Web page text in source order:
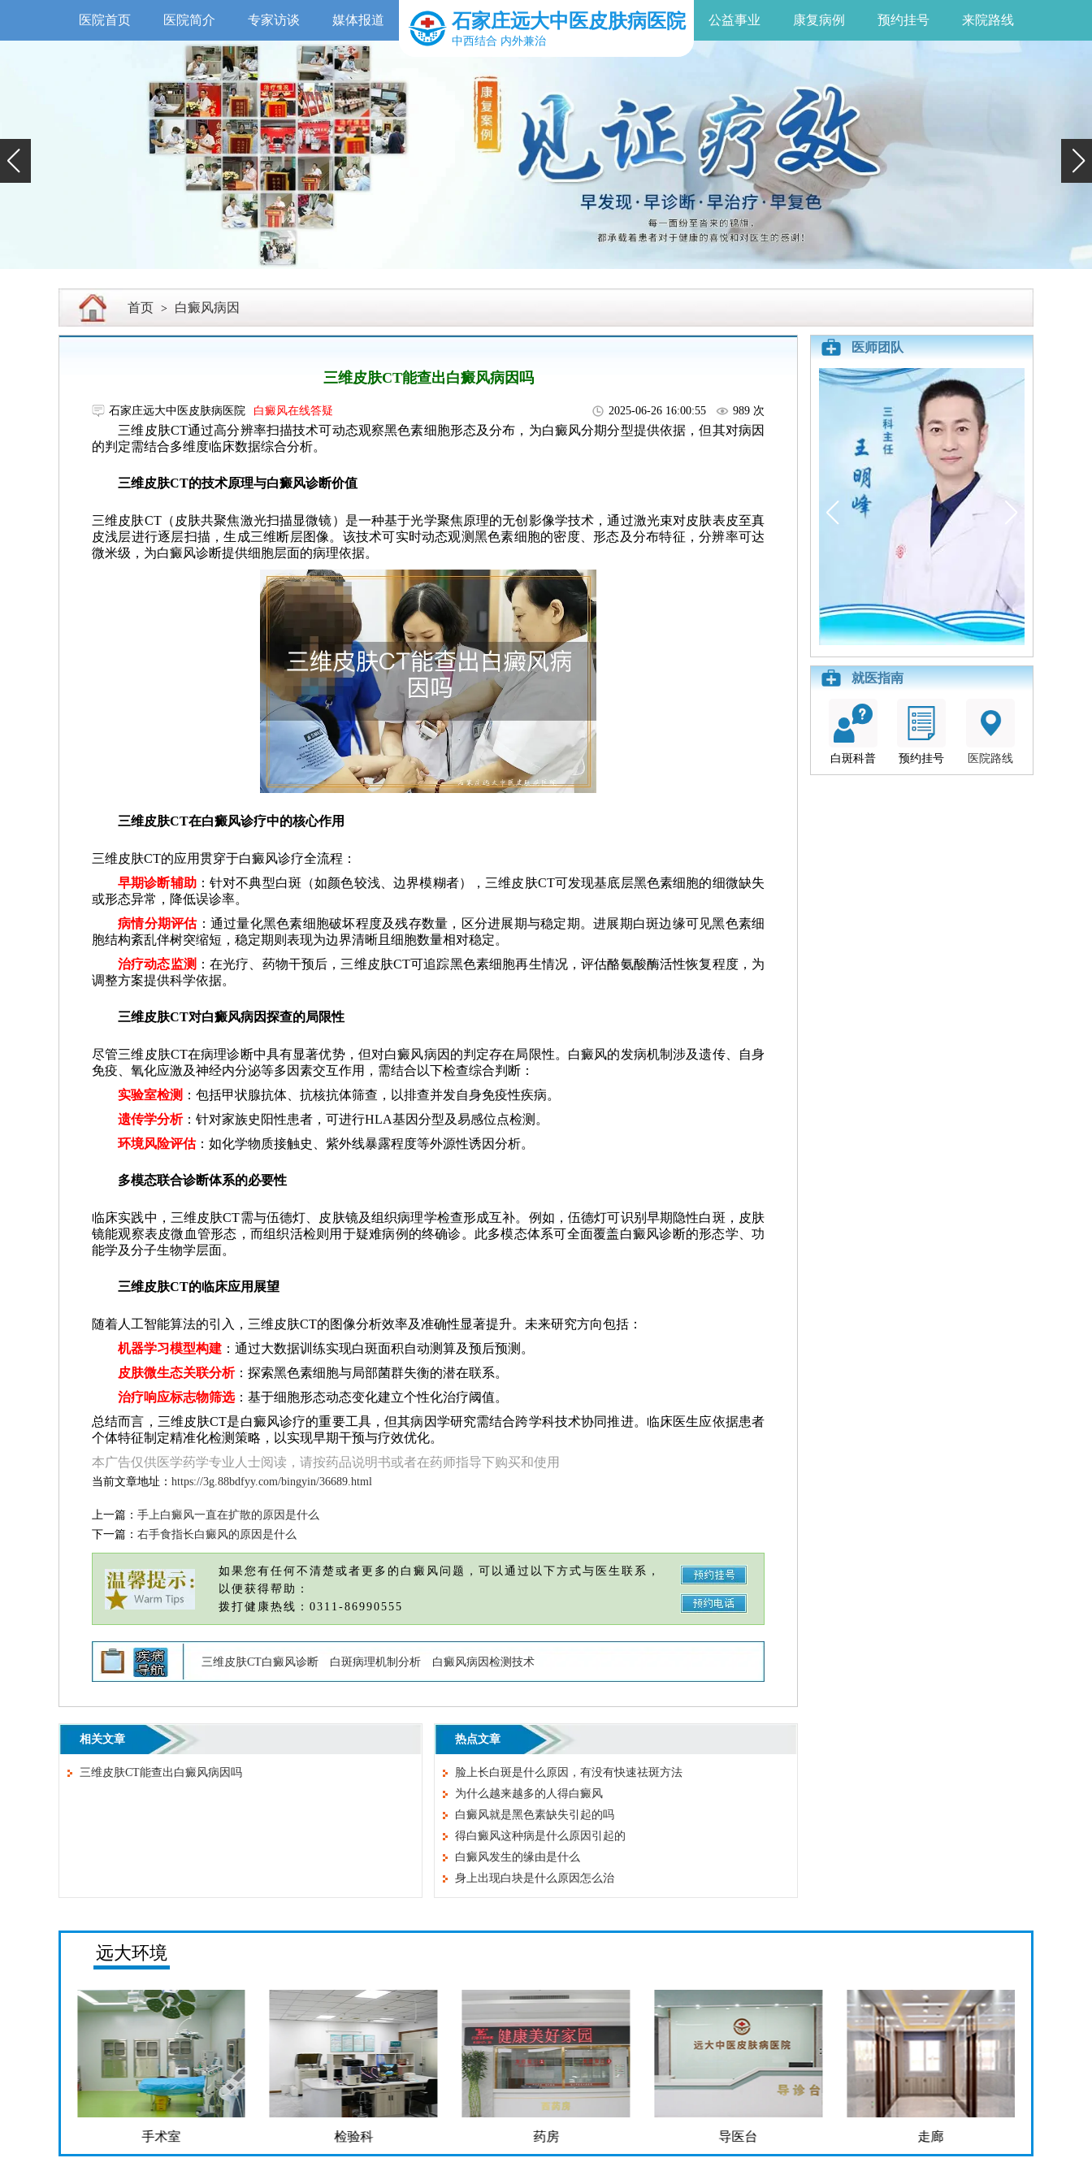
医院首页 医院简介 专家访谈 媒体报道 石家庄远大中医皮肤病医院
中西结合 内外兼治
公益事业 康复病例 预约挂号 来院路线
首页 > 白癜风病因
三维皮肤CT能查出白癜风病因吗
石家庄远大中医皮肤病医院 白癜风在线答疑 2025-06-26 16:00:55 989 次
三维皮肤CT通过高分辨率扫描技术可动态观察黑色素细胞形态及分布，为白癜风分期分型提供依据，但其对病因
的判定需结合多维度临床数据综合分析。
三维皮肤CT的技术原理与白癜风诊断价值
三维皮肤CT（皮肤共聚焦激光扫描显微镜）是一种基于光学聚焦原理的无创影像学技术，通过激光束对皮肤表皮至真
皮浅层进行逐层扫描，生成三维断层图像。该技术可实时动态观测黑色素细胞的密度、形态及分布特征，分辨率可达
微米级，为白癜风诊断提供细胞层面的病理依据。
三维皮肤CT在白癜风诊疗中的核心作用
三维皮肤CT的应用贯穿于白癜风诊疗全流程：
早期诊断辅助：针对不典型白斑（如颜色较浅、边界模糊者），三维皮肤CT可发现基底层黑色素细胞的细微缺失
或形态异常，降低误诊率。
病情分期评估：通过量化黑色素细胞破坏程度及残存数量，区分进展期与稳定期。进展期白斑边缘可见黑色素细
胞结构紊乱伴树突缩短，稳定期则表现为边界清晰且细胞数量相对稳定。
治疗动态监测 ：在光疗、药物干预后，三维皮肤CT可追踪黑色素细胞再生情况，评估酪氨酸酶活性恢复程度，为
调整方案提供科学依据。
三维皮肤CT对白癜风病因探查的局限性
尽管三维皮肤CT在病理诊断中具有显著优势，但对白癜风病因的判定存在局限性。白癜风的发病机制涉及遗传、自身
免疫、氧化应激及神经内分泌等多因素交互作用，需结合以下检查综合判断：
实验室检测 ：包括甲状腺抗体、抗核抗体筛查，以排查并发自身免疫性疾病。
遗传学分析：针对家族史阳性患者，可进行HLA基因分型及易感位点检测。
环境风险评估：如化学物质接触史、紫外线暴露程度等外源性诱因分析。
多模态联合诊断体系的必要性
临床实践中，三维皮肤CT需与伍德灯、皮肤镜及组织病理学检查形成互补。例如，伍德灯可识别早期隐性白斑，皮肤
镜能观察表皮微血管形态，而组织活检则用于疑难病例的终确诊。此多模态体系可全面覆盖白癜风诊断的形态学、功
能学及分子生物学层面。
三维皮肤CT的临床应用展望
随着人工智能算法的引入，三维皮肤CT的图像分析效率及准确性显著提升。未来研究方向包括：
机器学习模型构建 ：通过大数据训练实现白斑面积自动测算及预后预测。
皮肤微生态关联分析：探索黑色素细胞与局部菌群失衡的潜在联系。
治疗响应标志物筛选：基于细胞形态动态变化建立个性化治疗阈值。
总结而言，三维皮肤CT是白癜风诊疗的重要工具，但其病因学研究需结合跨学科技术协同推进。临床医生应依据患者
个体特征制定精准化检测策略，以实现早期干预与疗效优化。
本广告仅供医学药学专业人士阅读，请按药品说明书或者在药师指导下购买和使用
当前文章地址： https://3g.88bdfyy.com/bingyin/36689.html
上一篇： 手上白癜风一直在扩散的原因是什么
下一篇： 右手食指长白癜风的原因是什么
如果您有任何不清楚或者更多的白癜风问题，可以通过以下方式与医生联系，
以便获得帮助：
拨打健康热线：0311-86990555
三维皮肤CT白癜风诊断 白斑病理机制分析 白癜风病因检测技术
相关文章
三维皮肤CT能查出白癜风病因吗
热点文章
脸上长白斑是什么原因，有没有快速祛斑方法
为什么越来越多的人得白癜风
白癜风就是黑色素缺失引起的吗
得白癜风这种病是什么原因引起的
白癜风发生的缘由是什么
身上出现白块是什么原因怎么治
医师团队
就医指南
白斑科普 预约挂号 医院路线
远大环境
手术室 检验科 药房 导医台 走廊